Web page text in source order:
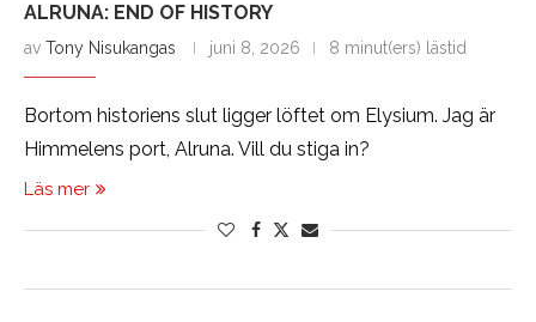
ALRUNA: END OF HISTORY
av Tony Nisukangas juni 8, 2026 8 minut(ers) lästid
Bortom historiens slut ligger löftet om Elysium. Jag är
Himmelens port, Alruna. Vill du stiga in?
Läs mer